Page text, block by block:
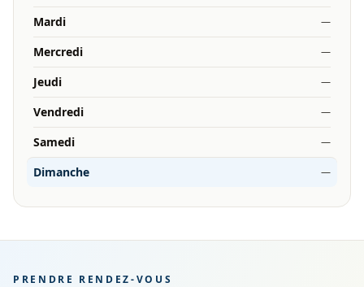
Mardi —
Mercredi —
Jeudi —
Vendredi —
Samedi —
Dimanche —
PRENDRE RENDEZ-VOUS